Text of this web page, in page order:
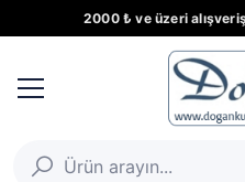
2000 ₺ ve üzeri